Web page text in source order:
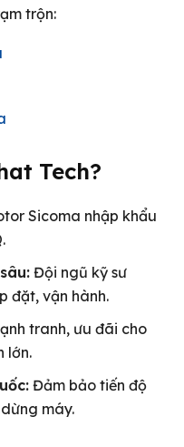
trộn:
Tech?
Sicoma nhập khẩu
Đội ngũ kỹ sư
đặt, vận hành.
tranh, ưu đãi cho
lớn.
Đảm bảo tiến độ
máy.